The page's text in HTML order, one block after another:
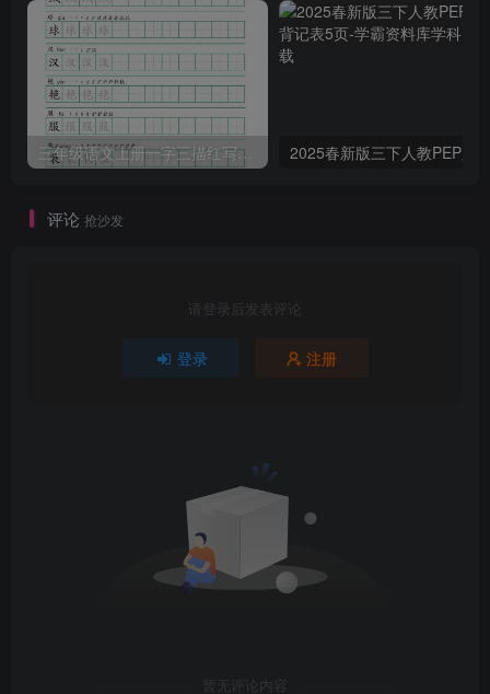
三年级语文上册一字三描红写字表字帖
评论 抢沙发
请登录后发表评论
登录 注册
暂无评论内容